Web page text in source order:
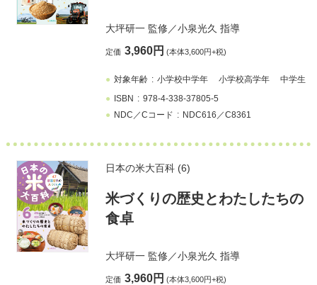
大坪研一監修／小泉光久 指導
定価 3,960円 (本体3,600円+税)
対象年齢 小学校中学年 小学校高学年
中学生
ISBN
978-4-338-37805-5
NDC／Cコード
NDC616／C8361
日本の米大百科 (6)
米づくりの歴史とわたしたちの
食卓
大坪研一監修／小泉光久 指導
定価 3,960円 (本体3,600円+税)